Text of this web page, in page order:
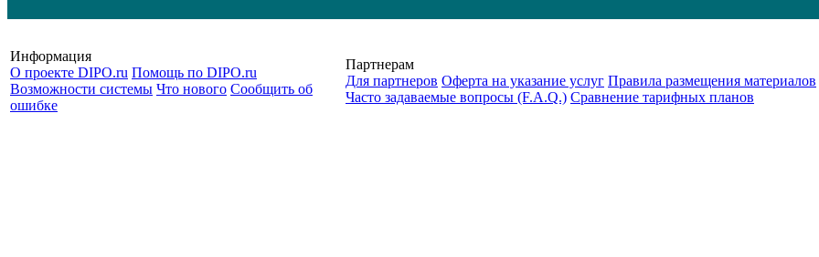
Информация
О проекте DIPO.ru Помощь по DIPO.ru
Возможности системы Что нового Сообщить об
ошибке
Партнерам
Для партнеров Оферта на указание услуг Правила размещения материалов
Часто задаваемые вопросы (F.A.Q.) Cравнение тарифных планов